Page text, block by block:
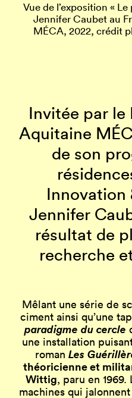
Vue de l’exposition «
Jennifer Caubet au
MÉCA, 2022, crédit
Invitée par le
Aquitaine
de son
Innovation
Jennifer
résultat de
recherche
Mêlant une série de
ciment ainsi qu’une
paradigme du cercle
une installation
roman Les
théoricienne et
Wittig, paru en
machines qui